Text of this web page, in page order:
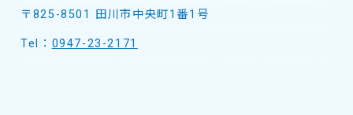
〒825-8501 田川市中央町1番1号
Tel： 0947-23-2171